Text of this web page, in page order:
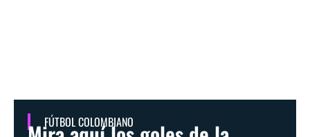
FÚTBOL COLOMBIANO